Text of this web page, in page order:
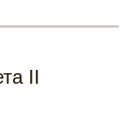
II